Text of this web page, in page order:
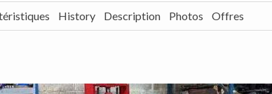
History Description Photos Offres